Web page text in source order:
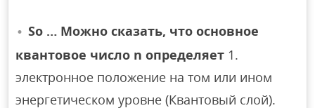
So … Можно сказать, что основное
квантовое число n определяет 1.
электронное положение на том или ином
энергетическом уровне (Квантовый слой).